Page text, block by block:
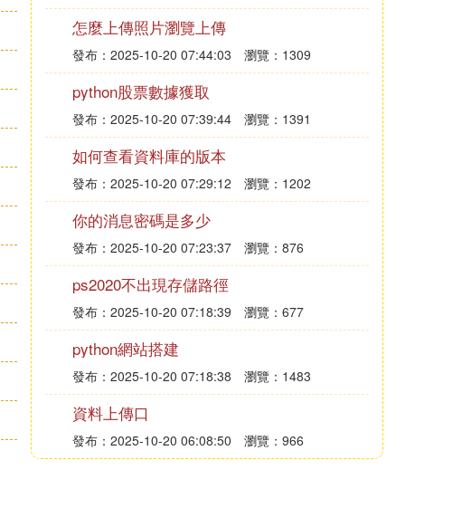
怎麼上傳照片瀏覽上傳
發布：2025-10-20 07:44:03 瀏覽：1309
python股票數據獲取
發布：2025-10-20 07:39:44 瀏覽：1391
如何查看資料庫的版本
發布：2025-10-20 07:29:12 瀏覽：1202
你的消息密碼是多少
發布：2025-10-20 07:23:37 瀏覽：876
ps2020不出現存儲路徑
發布：2025-10-20 07:18:39 瀏覽：677
python網站搭建
發布：2025-10-20 07:18:38 瀏覽：1483
資料上傳口
發布：2025-10-20 06:08:50 瀏覽：966